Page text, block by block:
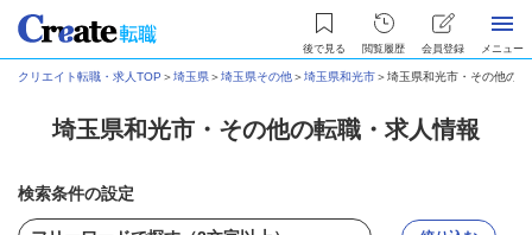
後で見る 閲覧履歴 会員登録 メニュー
クリエイト転職・求人TOP ＞埼玉県＞埼玉県その他＞埼玉県和光市＞埼玉県和光市・その他の
埼玉県和光市・その他の転職・求人情報
検索条件の設定